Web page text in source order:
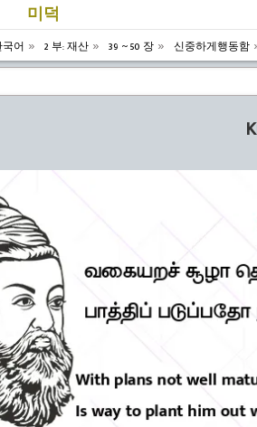
미덕
국어 2 부: 재산 39 ~ 50 장 신중하게행동함